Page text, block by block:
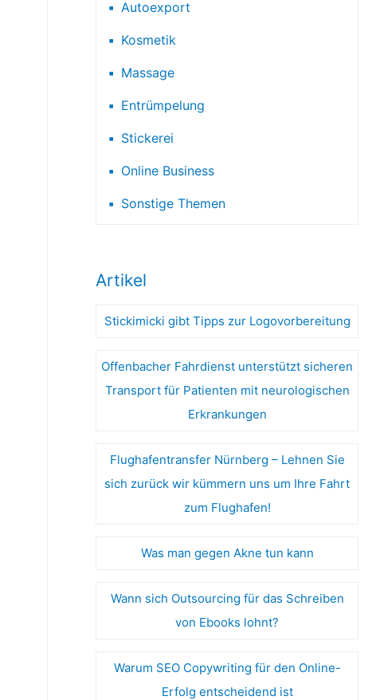
Autoexport
Kosmetik
Massage
Entrümpelung
Stickerei
Online Business
Sonstige Themen
Artikel
Stickimicki gibt Tipps zur Logovorbereitung
Offenbacher Fahrdienst unterstützt sicheren
Transport für Patienten mit neurologischen
Erkrankungen
Flughafentransfer Nürnberg – Lehnen Sie
sich zurück wir kümmern uns um Ihre Fahrt
zum Flughafen!
Was man gegen Akne tun kann
Wann sich Outsourcing für das Schreiben
von Ebooks lohnt?
Warum SEO Copywriting für den Online-
Erfolg entscheidend ist